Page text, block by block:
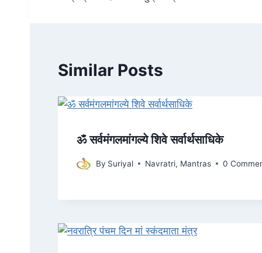
navigation
Similar Posts
ॐ सर्वमंगलमांगल्ये शिवे सर्वार्थसाधिके
By Suriyal Navratri, Mantras 0